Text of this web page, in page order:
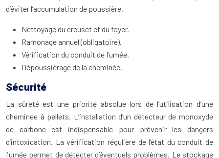
d’éviter l’accumulation de poussière.
Nettoyage du creuset et du foyer.
Ramonage annuel (obligatoire).
Vérification du conduit de fumée.
Dépoussiérage de la cheminée.
Sécurité
La sûreté est une priorité absolue lors de l’utilisation d’une
cheminée à pellets. L’installation d’un détecteur de monoxyde
de carbone est indispensable pour prévenir les dangers
d’intoxication. La vérification régulière de l’état du conduit de
fumée permet de détecter d’éventuels problèmes. Le stockage